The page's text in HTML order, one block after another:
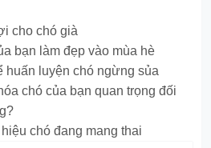
cho chó già
bạn làm đẹp vào mùa hè
huấn luyện chó ngừng sủa
chó của bạn quan trọng đối
chó đang mang thai